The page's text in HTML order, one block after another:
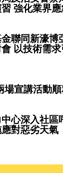
強化業界
聯同新濠博
以技術需
場宣講活動
心深入社區
對惡劣天氣